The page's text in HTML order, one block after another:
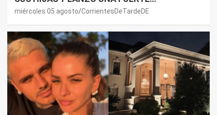
PREMONICIÓN SOBRE MAURO ICARDI
miércoles 05 agosto CorrientesDeTardeDE